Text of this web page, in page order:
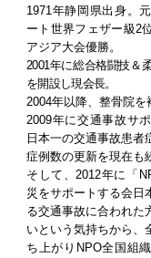
1971年静岡県出身。
ート世界フェザー級2
アジア大会優勝。
2001年に総合格闘技＆
を開設し現会長。
2004年以降、整骨院を
2009年に交通事故サ
日本一の交通事故患者
症例数の更新を現在も
そして、2012年に「
災をサポートする会日
る交通事故に合われた
いという気持ちから、
ち上がりNPO全国組